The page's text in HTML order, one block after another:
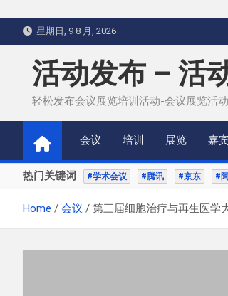
to
content
星期日, 9 8 月, 2026
活动发布 – 活
轻松发布会议展览培训活动-会议展览活
会议 培训 展览 嘉
热门关键词 #学术会议 #腾讯 #京东 #
Home 会议 第三届细胞治疗与再生医学